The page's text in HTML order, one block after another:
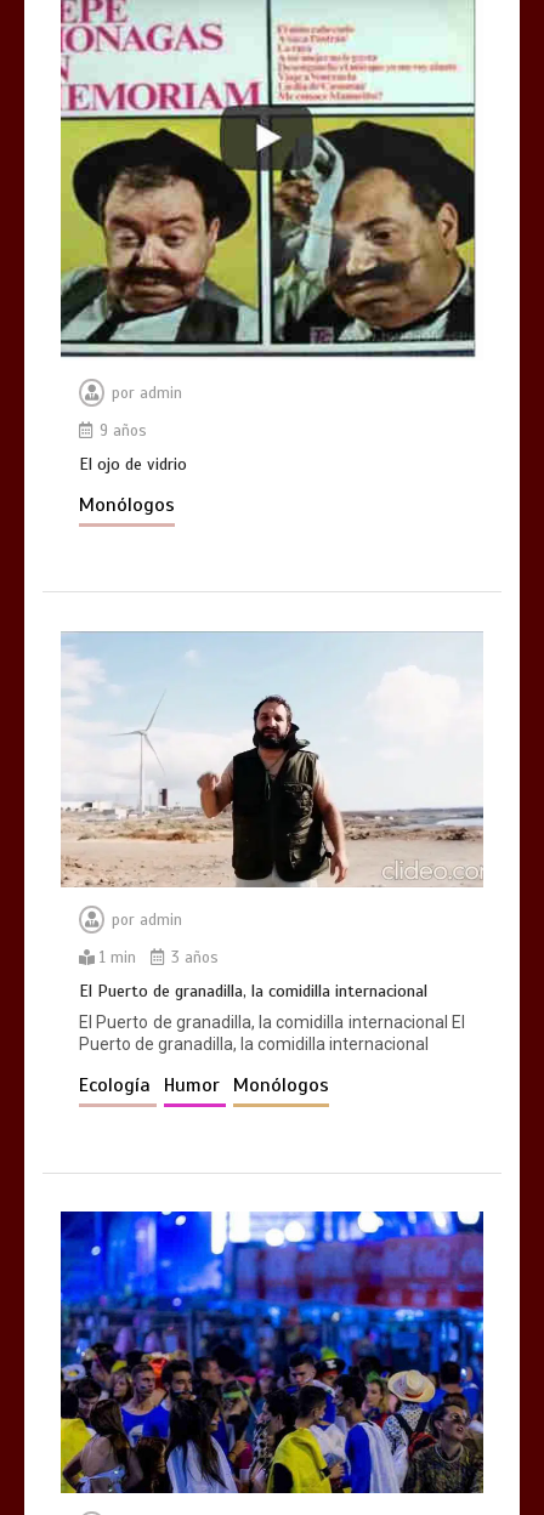
por admin
9 años
El ojo de vidrio
Monólogos
por admin
1 min
3 años
El Puerto de granadilla, la comidilla internacional
El Puerto de granadilla, la comidilla internacional El
Puerto de granadilla, la comidilla internacional
Ecología Humor Monólogos